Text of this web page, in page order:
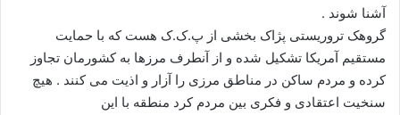
آشنا شوند .
گروهک تروریستی پژاک بخشی از پ.ک.ک هست که با حمایت
مستقیم آمریکا تشکیل شده و از آنطرف مرزها به کشورمان تجاوز
کرده و مردم ساکن در مناطق مرزی را آزار و اذیت می کنند . هیچ
سنخیت اعتقادی و فکری بین مردم کرد منطقه با این